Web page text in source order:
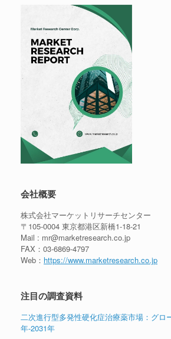
会社概要
株式会社マーケットリサーチセンター
〒105-0004 東京都港区新橋1-18-21
Mail : mr@marketresearch.co.jp
FAX：03-6869-4797
Web： https://www.marketresearch.co.jp
注目の調査資料
二次進行型多発性硬化症治療薬市場：グロ
年-2031年